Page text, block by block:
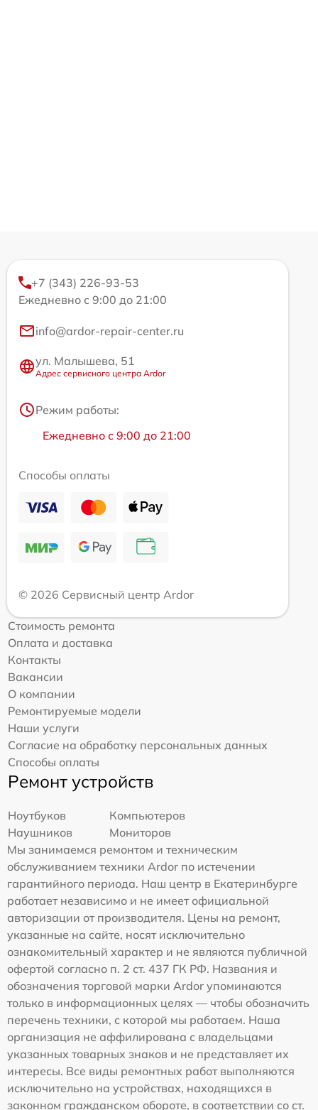
+7 (343) 226-93-53
Ежедневно с 9:00 до 21:00
info@ardor-repair-center.ru
ул. Малышева, 51
Адрес сервисного центра Ardor
Режим работы:
Ежедневно с 9:00 до 21:00
Способы оплаты
© 2026 Сервисный центр Ardor
Стоимость ремонта
Оплата и доставка
Контакты
Вакансии
О компании
Ремонтируемые модели
Наши услуги
Согласие на обработку персональных данных
Способы оплаты
Ремонт устройств
Ноутбуков
Компьютеров
Наушников
Мониторов
Мы занимаемся ремонтом и техническим
обслуживанием техники Ardor по истечении
гарантийного периода. Наш центр в Екатеринбурге
работает независимо и не имеет официальной
авторизации от производителя. Цены на ремонт,
указанные на сайте, носят исключительно
ознакомительный характер и не являются публичной
офертой согласно п. 2 ст. 437 ГК РФ. Названия и
обозначения торговой марки Ardor упоминаются
только в информационных целях — чтобы обозначить
перечень техники, с которой мы работаем. Наша
организация не аффилирована с владельцами
указанных товарных знаков и не представляет их
интересы. Все виды ремонтных работ выполняются
исключительно на устройствах, находящихся в
законном гражданском обороте, в соответствии со ст.